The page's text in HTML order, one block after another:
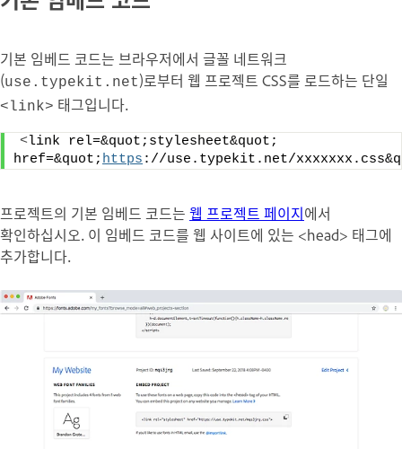
기본 임베드 코드는 브라우저에서 글꼴 네트워크
(use.typekit.net)로부터 웹 프로젝트 CSS를 로드하는 단일
<link> 태그입니다.
<link rel=&quot;stylesheet&quot;
href=&quot; https ://use.typekit.net/
프로젝트의 기본 임베드 코드는 웹 프로젝트 페이지에서
확인하십시오. 이 임베드 코드를 웹 사이트에 있는 <head> 태그에
추가합니다.